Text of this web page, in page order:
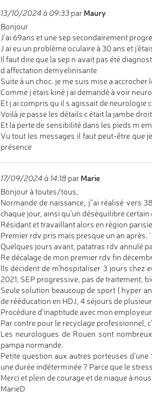
13/10/2024 à 09:33par Maury
Bonjour
J'ai 69ans et une sep secondairement
J ai eu un problème oculaire à 30 ans et
Il faut dire que la sep n avait pas été
d affectation demyelinisante
Suite à un choc. je me suis mise a accrocher
Comme j étais kiné j ai demandé à voir
Et j ai compris qu il s agissait de neurologie
Voilà je passe les détails c était la jambe
Et la perte de sensibilité dans les pieds m
Vu tout les messages il faut peut-être que
présence
17/09/2024 à 14:18par Marie
Bonjour à toutes/tous,
Normande de naissance, j''ai réalisé vers
chaque jour, ainsi qu'un déséquilibre certain
Résidant et travaillant alors en région
Premier rdv pris mais presque un an après. `
Quelques jours avant, patatras rdv annulé
Re décalage de mon premier rdv fin
Ils décident de m'hospitaliser 3 jours chez
2021, SEP progressive, pas de traitement,
Seule solution beaucoup de sport ( hyper
de rééducation en HDJ, 4 séjours de
Procédure d'inaptitude avec mon
Par contre pour le recyclage professionnel,
Les neurologues de Rouen sont
pampa normande.
Petite question aux autres porteuses
une durée indéterminée ? Parce que le
Merci et plein de courage et de niaque à
MarieD